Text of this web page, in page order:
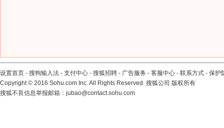
设置首页 - 搜狗输入法 - 支付中心 - 搜狐招聘 - 广告服务 - 客服中心 - 联系方式 - 保护
Copyright© 2016 Sohu.com Inc. All Rights Reserved. 搜狐公司 版权所有
搜狐不良信息举报邮箱： jubao@contact.sohu.com